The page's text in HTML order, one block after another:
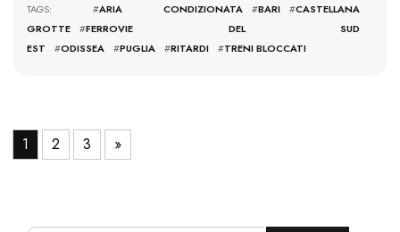
TAGS: #ARIA CONDIZIONATA #BARI #CASTELLANA
GROTTE
#FERROVIE DEL SUD
EST
#ODISSEA #PUGLIA #RITARDI #TRENI BLOCCATI
1 2 3 »